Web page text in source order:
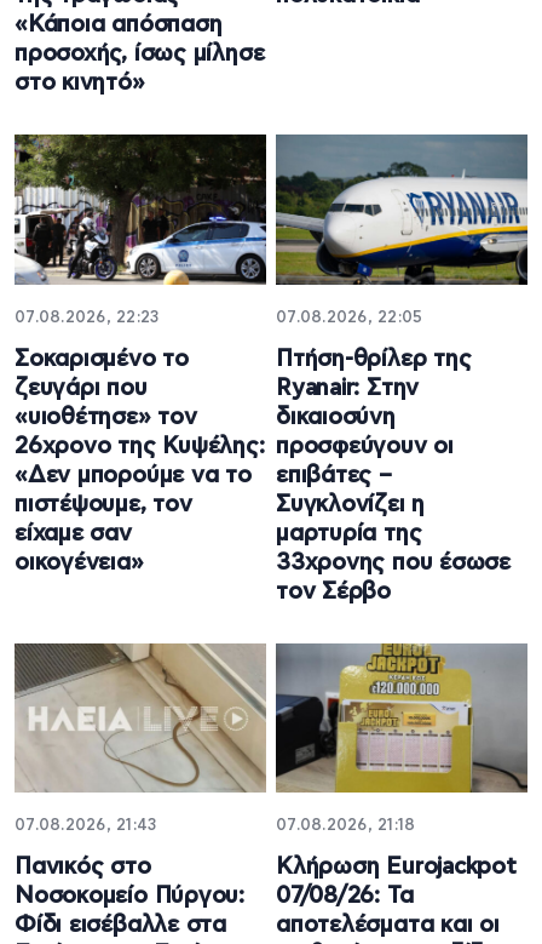
«Κάποια απόσπαση
προσοχής, ίσως μίλησε
στο κινητό»
07.08.2026, 22:23
Σοκαρισμένο το
ζευγάρι που
«υιοθέτησε» τον
26χρονο της Κυψέλης:
«Δεν μπορούμε να το
πιστέψουμε, τον
είχαμε σαν
οικογένεια»
07.08.2026, 22:05
Πτήση-θρίλερ της
Ryanair: Στην
δικαιοσύνη
προσφεύγουν οι
επιβάτες –
Συγκλονίζει η
μαρτυρία της
33χρονης που έσωσε
τον Σέρβο
07.08.2026, 21:43
Πανικός στο
Νοσοκομείο Πύργου:
Φίδι εισέβαλλε στα
07.08.2026, 21:18
Κλήρωση Eurojackpot
07/08/26: Τα
αποτελέσματα και οι